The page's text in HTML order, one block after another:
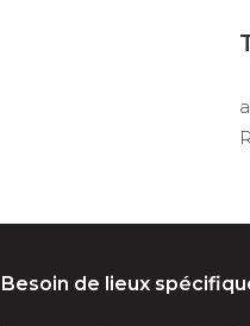
Besoin de lieux